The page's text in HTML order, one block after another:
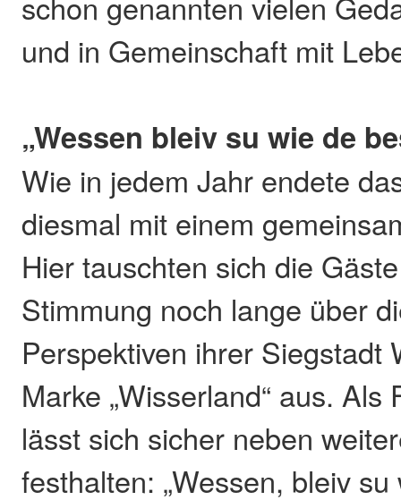
und in Gemeinschaft mit
„Wessen bleiv su wie de
Wie in jedem Jahr endete
diesmal mit einem
Hier tauschten sich die
Stimmung noch lange über
Perspektiven ihrer Siegstadt
Marke „Wisserland“ aus. Als
lässt sich sicher neben
festhalten: „Wessen, bleiv